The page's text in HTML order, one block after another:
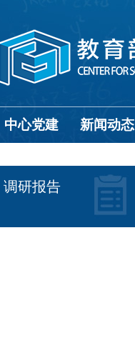
中心党建 新闻动态
调研报告